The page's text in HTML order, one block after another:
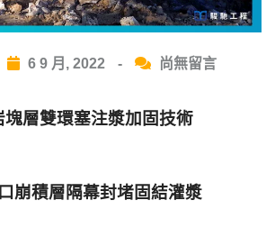
6 9 月, 2022 - 尚無留言
塊層雙環塞注漿加固技術
崩積層隔幕封堵固結灌漿